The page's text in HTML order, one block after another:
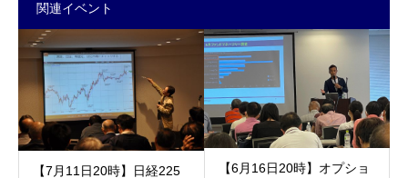
関連イベント
【7月11日20時】日経225
【6月16日20時】オプショ